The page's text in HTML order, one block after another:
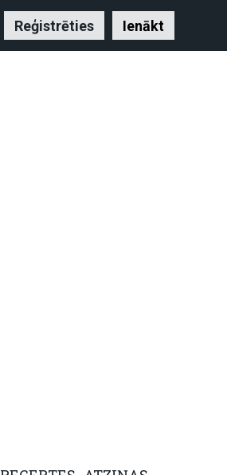
Reģistrēties Ienākt